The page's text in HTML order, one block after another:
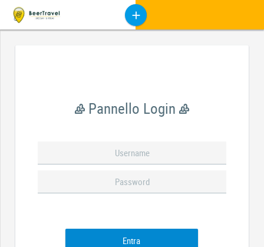
Pannello Login
Entra